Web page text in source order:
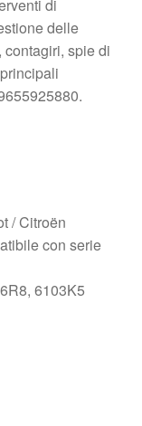
di
delle
spie di
/ Citroën
con serie
6103K5